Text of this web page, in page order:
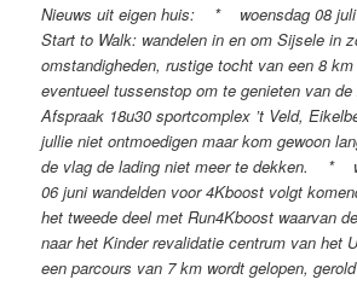
Nieuws uit eigen huis: * woensdag 08 juli
Start to Walk: wandelen in en om Sijsele in
omstandigheden, rustige tocht van een 8
eventueel tussenstop om te genieten van de
Afspraak 18u30 sportcomplex ’t Veld,
jullie niet ontmoedigen maar kom gewoon
de vlag de lading niet meer te dekken. *
06 juni wandelden voor 4Kboost volgt
het tweede deel met Run4Kboost waarvan
naar het Kinder revalidatie centrum van het
een parcours van 7 km wordt gelopen,